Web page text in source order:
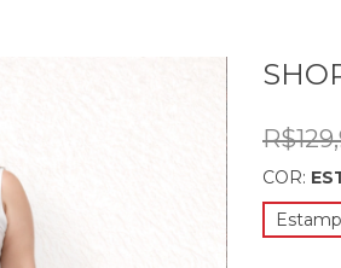
COR: